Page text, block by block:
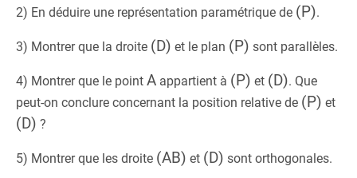
2) En déduire une représentation paramétrique de (P).
3) Montrer que la droite (D) et le plan (P) sont parallèles.
4) Montrer que le point A appartient à (P) et (D). Que
peut-on conclure concernant la position relative de (P) et
(D) ?
5) Montrer que les droite (AB) et (D) sont orthogonales.